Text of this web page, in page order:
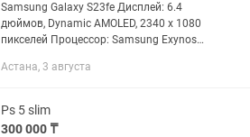
Samsung Galaxy S23fe Дисплей: 6.4
дюймов, Dynamic AMOLED, 2340 x 1080
пикселей Процессор: Samsung Exynos
Встроенная память: 256 ГБ Основная
Астана, 3 августа
Ps 5 slim
300 000 ₸